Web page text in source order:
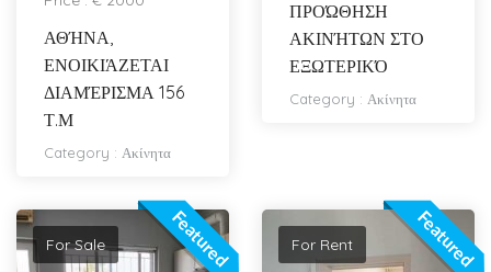
ΑΘΉΝΑ,
ΕΝΟΙΚΙΆΖΕΤΑΙ
ΔΙΑΜΈΡΙΣΜΑ 156
Τ.Μ
Category : Ακίνητα
ΠΡΟΏΘΗΣΗ
ΑΚΙΝΉΤΩΝ ΣΤΟ
ΕΞΩΤΕΡΙΚΌ
Category : Ακίνητα
Featured
For Sale Featured
For Rent